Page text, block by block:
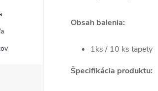
Obsah balenia:
1ks / 10 ks tapety
Špecifikácia produktu: